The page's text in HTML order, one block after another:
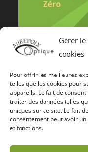
Gérer
cookies
Pour offrir les meilleures
telles que les cookies pour
appareils. Le fait de
traiter des données telles
uniques sur ce site. Le fait
consentement peut avoir
et fonctions.
Notre